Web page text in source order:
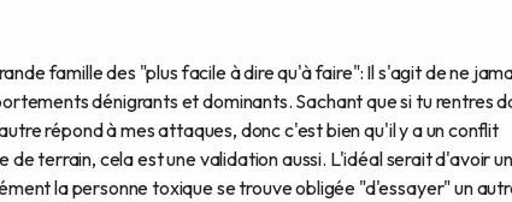
famille des "plus facile à dire qu'à faire": Il s'agit de ne
dénigrants et dominants. Sachant que si tu rentres
répond à mes attaques, donc c'est bien qu'il y a un conflit
de terrain, cela est une validation aussi. L'idéal serait d'avoir
la personne toxique se trouve obligée "d'essayer" un